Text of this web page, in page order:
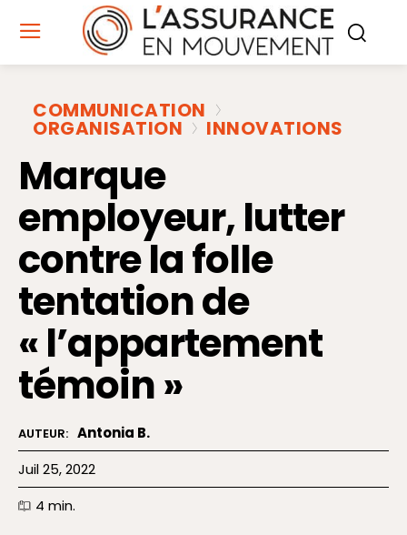
COMMUNICATION
ORGANISATION INNOVATIONS
Marque
employeur, lutter
contre la folle
tentation de
« l’appartement
témoin »
AUTEUR: Antonia B.
Juil 25, 2022
4 min.